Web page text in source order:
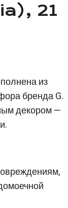
21
из
бренда G.
декором —